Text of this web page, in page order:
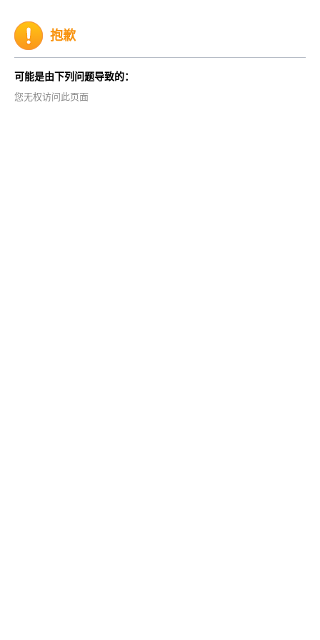
抱歉
可能是由下列问题导致的：
您无权访问此页面